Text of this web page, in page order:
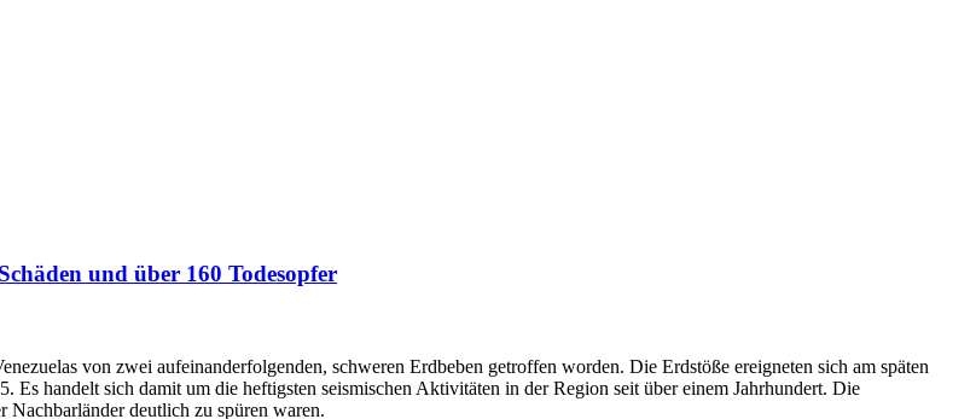
und über 160 Todesopfer
von zwei aufeinanderfolgenden, schweren Erdbeben getroffen worden. Die Erdstöße ereigneten sich am späten
handelt sich damit um die heftigsten seismischen Aktivitäten in der Region seit über einem Jahrhundert. Die
Nachbarländer deutlich zu spüren waren.